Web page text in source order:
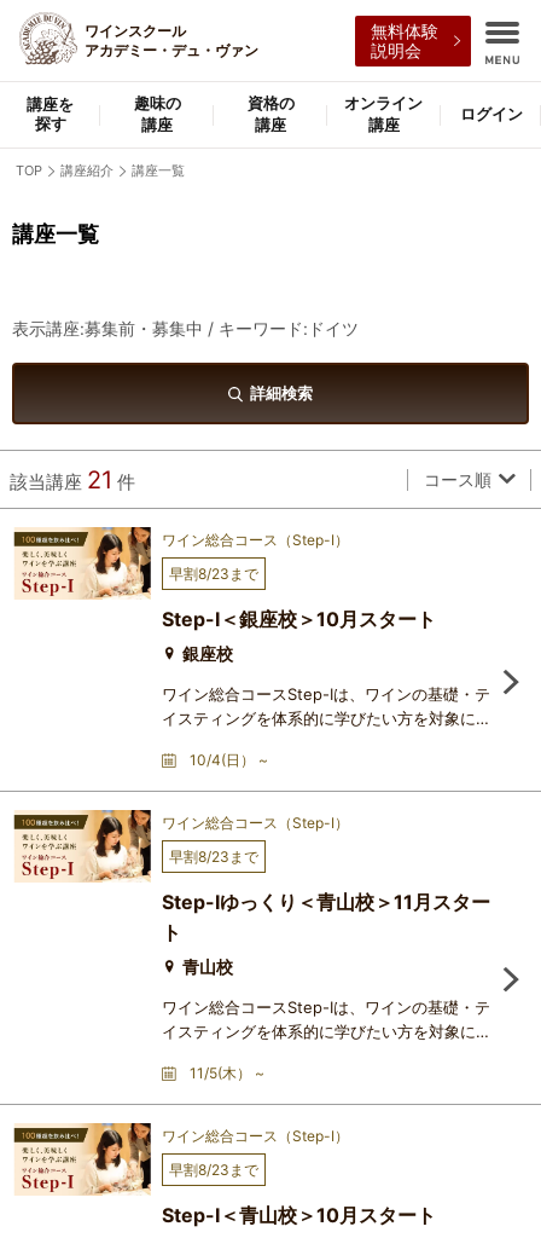
ワインスクール
アカデミー・デュ・ヴァン
無料体験
説明会
講座を
探す
趣味の
講座
資格の
講座
オンライン
講座
ログイン
TOP 講座紹介 講座一覧
講座一覧
表示講座:募集前・募集中 / キーワード:ドイツ
詳細検索
該当講座 21 件 コース順
ワイン総合コース（Step-Ⅰ）
早割8/23まで
Step-Ⅰ＜銀座校＞10月スタート
銀座校
ワイン総合コースStep-Ⅰは、ワインの基礎・テ
イスティングを体系的に学びたい方を対象にし
歴史の中で洗練を重ねてきた、最も人気の高い
講座です。まったくの初心者の方でも安心して
ワインを初歩から学ぶことができ、1回2時間
×20レッスンの修了時には、どなたでも立派な
ワイン通になれます。本格的なテイスティン
ンの悦びが一気に大きく広が
10/4(日） ~
ワイン総合コース（Step-Ⅰ）
早割8/23まで
Step-Ⅰゆっくり＜青山校＞11月スター
ト
青山校
ワイン総合コースStep-Ⅰは、ワインの基礎・テ
イスティングを体系的に学びたい方を対象にし
歴史の中で洗練を重ねてきた、最も人気の高い
講座です。まったくの初心者の方でも安心して
ワインを初歩から学ぶことができ、1回2時間
×20レッスンの修了時には、どなたでも立派な
ワイン通になれます。本格的なテイスティン
ンの悦びが一気に大きく広が
11/5(木） ~
ワイン総合コース（Step-Ⅰ）
早割8/23まで
Step-Ⅰ＜青山校＞10月スタート